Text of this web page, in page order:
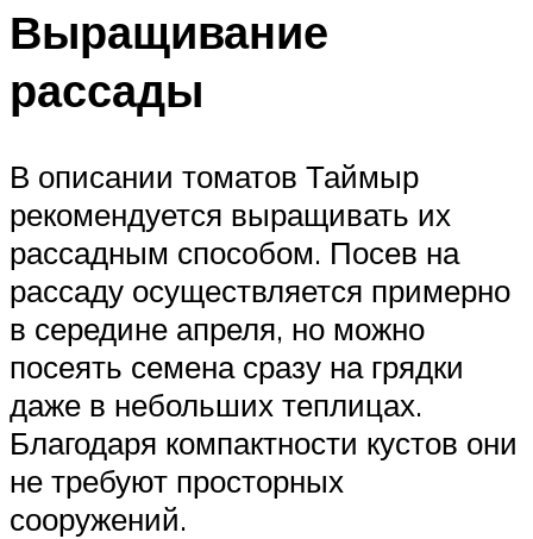
Выращивание
рассады
В описании томатов Таймыр
рекомендуется выращивать их
рассадным способом. Посев на
рассаду осуществляется примерно
в середине апреля, но можно
посеять семена сразу на грядки
даже в небольших теплицах.
Благодаря компактности кустов они
не требуют просторных
сооружений.